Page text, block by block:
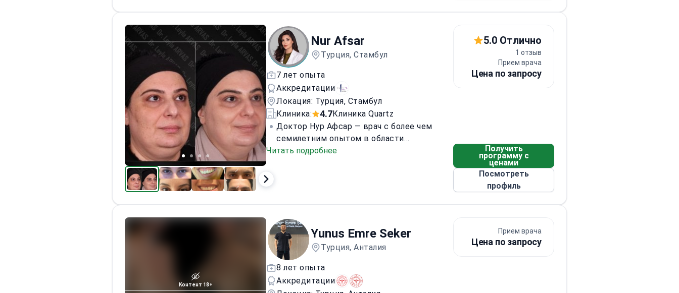
из лучших в мире хирургов по пластике
живота и носа, а также членом различных
медицинских организаций.
Nur Afsar
Турция, Стамбул
7 лет опыта
Аккредитации
Локация: Турция, Стамбул
Клиника:
4.7Клиника Quartz
Доктор Нур Афсар — врач с более чем
семилетним опытом в области
медицинской эстетики. Специализируется
Radiesse, нитевого лифтинга и
безоперационного контурирования лица.
Получила диплом врача в Университете
Эскишехир Османгази и степень магистра
по медицинской эстетике. Работала
врачом-эстетистом в клинике Turkeyana,
Читать подробнее
5.0 Отлично
1 отзыв
Прием врача
Цена по запросу
Получить
программу с
ценами
Посмотреть
профиль
Контент 18+
Yunus Emre Seker
Турция, Анталия
8 лет опыта
Аккредитации
Прием врача
Цена по запросу